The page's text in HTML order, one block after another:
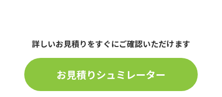
詳しいお見積りをすぐにご確認いただけます
お見積りシュミレーター